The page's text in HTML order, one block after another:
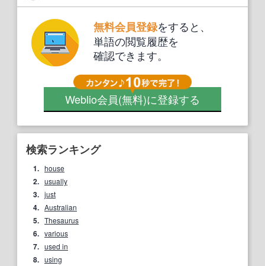
無料会員登録をすると、
単語の閲覧履歴を
確認できます。
Weblio会員(無料)に登録する
検索ランキング
1. house
2. usually
3. just
4. Australian
5. Thesaurus
6. various
7. used in
8. using